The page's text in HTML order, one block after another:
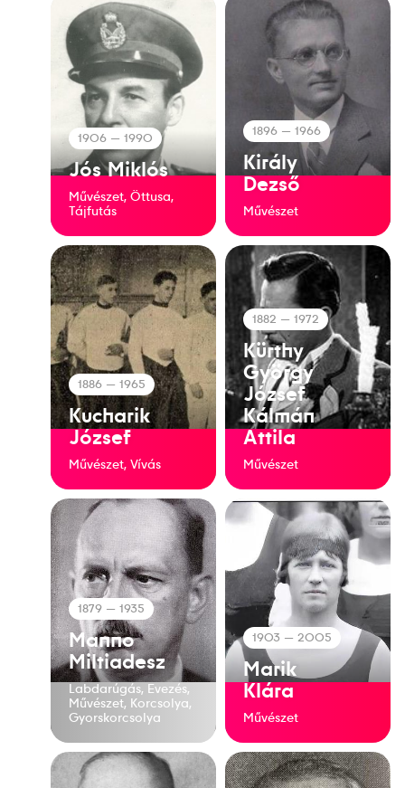
1906 — 1990
Jós Miklós
Művészet, Öttusa,
Tájfutás
1896 — 1966
Király
Dezső
Művészet
1886 — 1965
Kucharik
József
Művészet, Vívás
1882 — 1972
Kürthy
György
József
Kálmán
Attila
Művészet
1879 — 1935
Manno
Miltiadesz
Labdarúgás, Evezés,
Művészet, Korcsolya,
Gyorskorcsolya
1903 — 2005
Marik
Klára
Művészet